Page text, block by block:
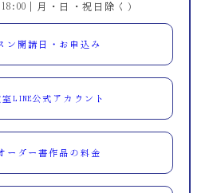
18:00｜月・日・祝日除く）
ン開講日・お申込み
LINE公式アカウント
ーダー書作品の料金